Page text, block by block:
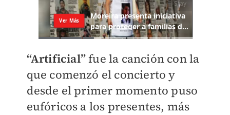
“Artificial”fue la canción con la
que comenzó el concierto y
desde el primer momento puso
eufóricos a los presentes, más